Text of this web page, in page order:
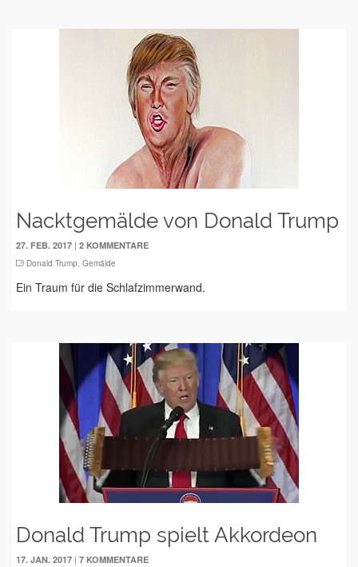
Nacktgemälde von Donald Trump
27. FEB. 2017 | 2 KOMMENTARE
Donald Trump, Gemälde
Ein Traum für die Schlafzimmerwand.
Donald Trump spielt Akkordeon
17. JAN. 2017 | 7 KOMMENTARE